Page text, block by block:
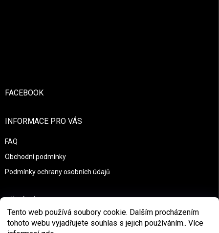
Tento web používá soubory cookie. Dalším procházením
tohoto webu vyjadřujete souhlas s jejich používáním.. Více
FACEBOOK
INFORMACE PRO VÁS
FAQ
Obchodní podmínky
Podmínky ochrany osobních údajů